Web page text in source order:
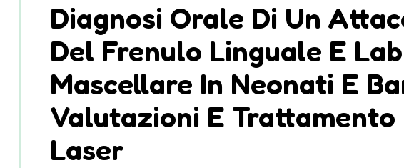
Diagnosi Orale Di Un
Del Frenulo Linguale E
Mascellare In Neonati E
Valutazioni E Trattamento
Laser